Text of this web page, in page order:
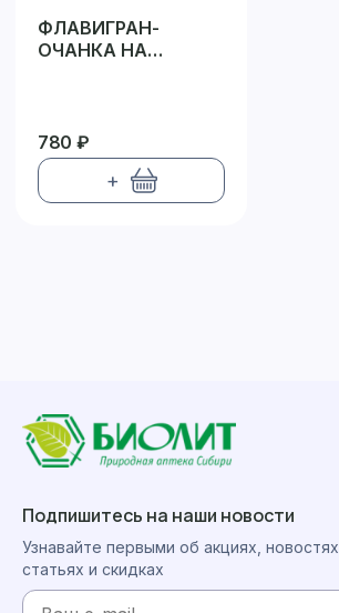
ФЛАВИГРАН-
ОЧАНКА НА
780 ₽
+
Подпишитесь на наши новости
Узнавайте первыми об акциях, новостях,
статьях и скидках